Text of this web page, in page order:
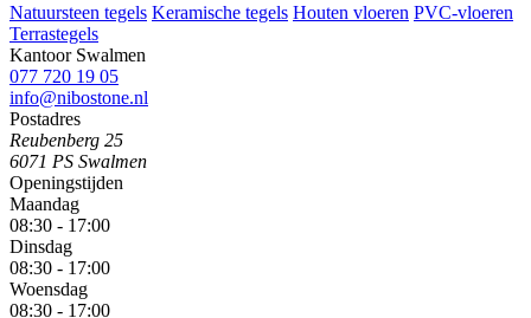
Natuursteen tegels Keramische tegels Houten vloeren PVC-vloeren
Terrastegels
Kantoor Swalmen
077 720 19 05
info@nibostone.nl
Postadres
Reubenberg 25
6071 PS Swalmen
Openingstijden
Maandag
08:30 - 17:00
Dinsdag
08:30 - 17:00
Woensdag
08:30 - 17:00